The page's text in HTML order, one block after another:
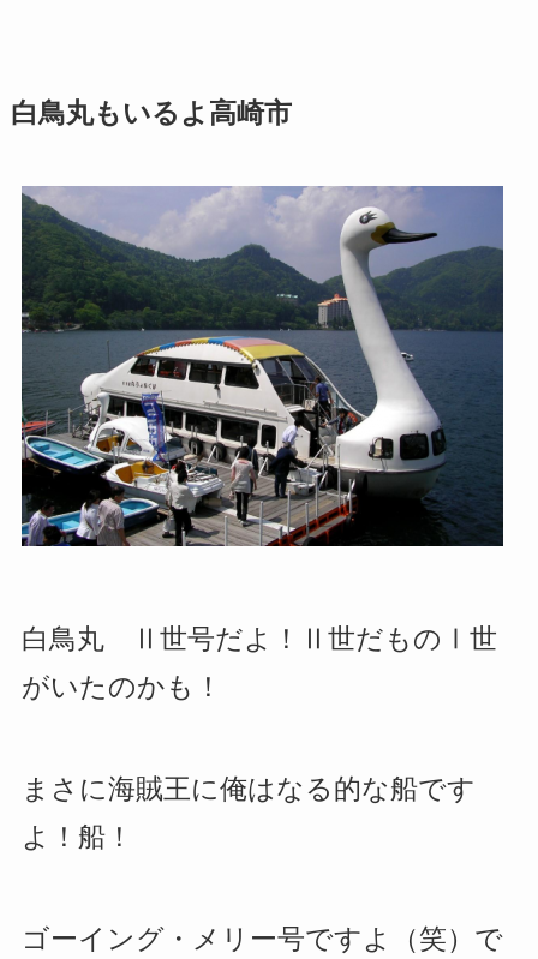
白鳥丸もいるよ高崎市
白鳥丸 Ⅱ世号だよ！Ⅱ世だものⅠ世
がいたのかも！
まさに海賊王に俺はなる的な船です
よ！船！
ゴーイング・メリー号ですよ（笑）で